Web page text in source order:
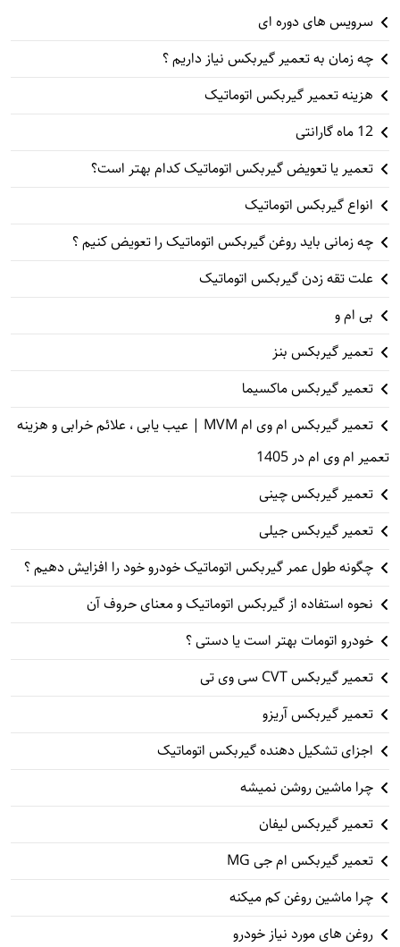
سرویس های دوره ای
چه زمان به تعمیر گیربکس نیاز داریم ؟
هزینه تعمیر گیربکس اتوماتیک
12 ماه گارانتی
تعمیر یا تعویض گیربکس اتوماتیک کدام بهتر است؟
انواع گیربکس اتوماتیک
چه زمانی باید روغن گیربکس اتوماتیک را تعویض کنیم ؟
علت تقه زدن گیربکس اتوماتیک
بی ام و
تعمیر گیربکس بنز
تعمیر گیربکس ماکسیما
تعمیر گیربکس ام وی ام MVM | عیب یابی ، علائم خرابی و هزینه
تعمیر ام وی ام در 1405
تعمیر گیربکس چینی
تعمیر گیربکس جیلی
چگونه طول عمر گیربکس اتوماتیک خودرو خود را افزایش دهیم ؟
نحوه استفاده از گیربکس اتوماتیک و معنای حروف آن
خودرو اتومات بهتر است یا دستی ؟
تعمیر گیربکس CVT سی وی تی
تعمیر گیربکس آریزو
اجزای تشکیل دهنده گیربکس اتوماتیک
چرا ماشین روشن نمیشه
تعمیر گیربکس لیفان
تعمیر گیربکس ام جی MG
چرا ماشین روغن کم میکنه
روغن های مورد نیاز خودرو